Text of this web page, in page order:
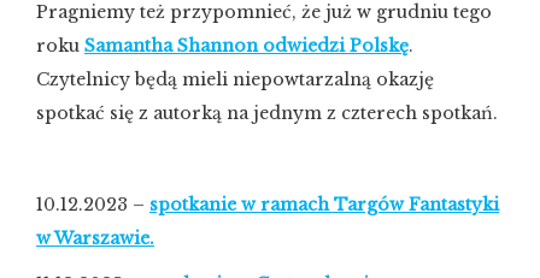
Pragniemy też przypomnieć, że już w grudniu tego
roku Samantha Shannon odwiedzi Polskę.
Czytelnicy będą mieli niepowtarzalną okazję
spotkać się z autorką na jednym z czterech spotkań.
10.12.2023 – spotkanie w ramach Targów Fantastyki
w Warszawie.